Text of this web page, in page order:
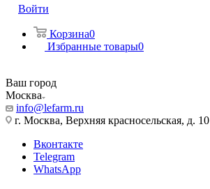
Войти
Корзина0
Избранные товары0
Ваш город
Москва
info@lefarm.ru
г. Москва, Верхняя красносельская, д. 10
Вконтакте
Telegram
WhatsApp